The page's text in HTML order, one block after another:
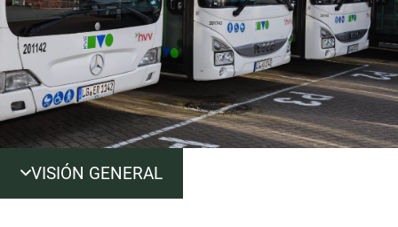
VISIÓN GENERAL